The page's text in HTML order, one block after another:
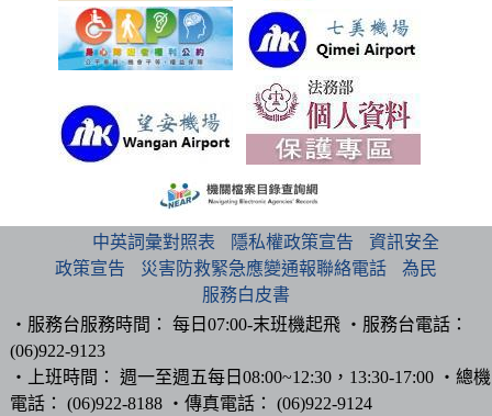
中英詞彙對照表 隱私權政策宣告
資訊安全
政策宣告
災害防救緊急應變通報聯絡電話
為民
服務白皮書
‧服務台服務時間： 每日07:00-末班機起飛 ‧服務台電話：
(06)922-9123
‧上班時間： 週一至週五每日08:00~12:30，13:30-17:00 ‧總機
電話： (06)922-8188 ‧傳真電話： (06)922-9124